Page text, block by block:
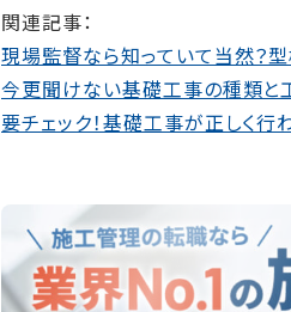
関連記事：
現場監督なら知っていて当然？
今更聞けない基礎工事の種類と
要チェック！基礎工事が正しく行